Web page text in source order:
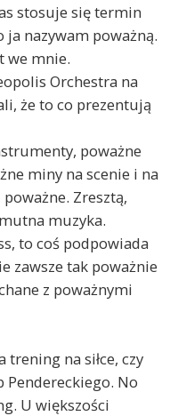
stosuje się termin
ja nazywam poważną.
we mnie.
Orchestra na
że to co prezentują
poważne
miny na scenie i na
Zresztą,
muzyka.
to coś podpowiada
zawsze tak poważnie
z poważnymi
trening na siłce, czy
Pendereckiego. No
U większości